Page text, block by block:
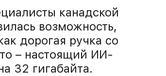
канадской
возможность,
дорогая ручка со
– настоящий ИИ-
32 гигабайта.